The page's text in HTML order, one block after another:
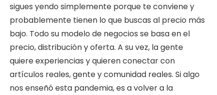
sigues yendo simplemente porque te conviene y
probablemente tienen lo que buscas al precio más
bajo. Todo su modelo de negocios se basa en el
precio, distribución y oferta. A su vez, la gente
quiere experiencias y quieren conectar con
artículos reales, gente y comunidad reales. Si algo
nos enseñó esta pandemia, es a volver a la